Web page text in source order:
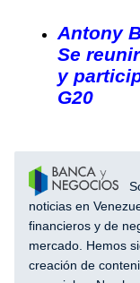
Antony
Se
y
G20
noticias en
financieros y de
mercado. Hemos
creación de